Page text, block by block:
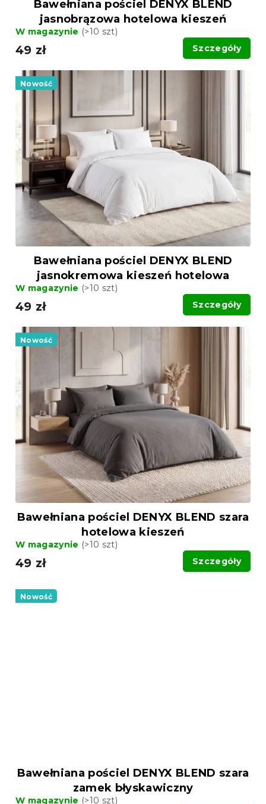
Bawełniana pościel DENYX BLEND
jasnobrązowa hotelowa kieszeń
W magazynie (>10 szt)
49 zł Szczegóły
Nowość
Bawełniana pościel DENYX BLEND
jasnokremowa kieszeń hotelowa
W magazynie (>10 szt)
49 zł Szczegóły
Nowość
Bawełniana pościel DENYX BLEND szara
hotelowa kieszeń
W magazynie (>10 szt)
49 zł Szczegóły
Nowość
Bawełniana pościel DENYX BLEND szara
zamek błyskawiczny
W magazynie (>10 szt)